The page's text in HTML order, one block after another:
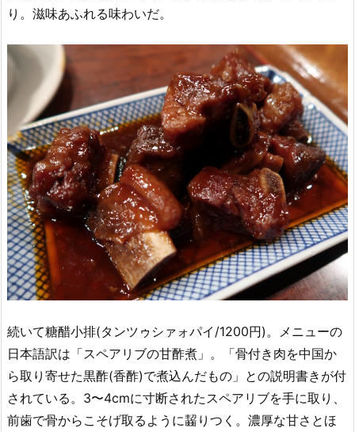
り。滋味あふれる味わいだ。
続いて糖醋小排(タンツゥシァォパイ/1200円)。メニューの
日本語訳は「スペアリブの甘酢煮」。「骨付き肉を中国か
ら取り寄せた黒酢(香酢)で煮込んだもの」との説明書きが付
されている。3〜4cmに寸断されたスペアリブを手に取り、
前歯で骨からこそげ取るように齧りつく。濃厚な甘さとほ